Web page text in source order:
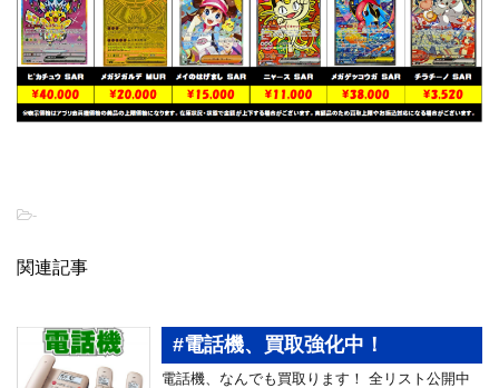
-
関連記事
#電話機、買取強化中！
電話機、なんでも買取ります！ 全リスト公開中